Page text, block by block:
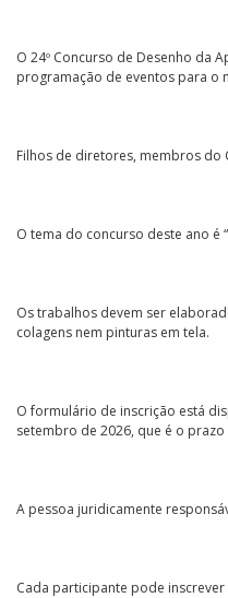
O 24º Concurso de Desenho da
programação de eventos para o
Filhos de diretores, membros do
O tema do concurso deste ano é
Os trabalhos devem ser
colagens nem pinturas em tela.
O formulário de inscrição está
setembro de 2026, que é o
A pessoa juridicamente
Cada participante pode